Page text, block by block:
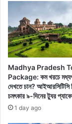
রা
প
ফ
ল
পে
তে
পা
রে
৪
উ
পা
দা
ন
যা
আ
প
নি
উ
Madhya Pradesh
Package: কম খরচে
দেখতে চান? আইআরসিটিসি
চমৎকার ৯-দিনের ট্যুর
1 day ago